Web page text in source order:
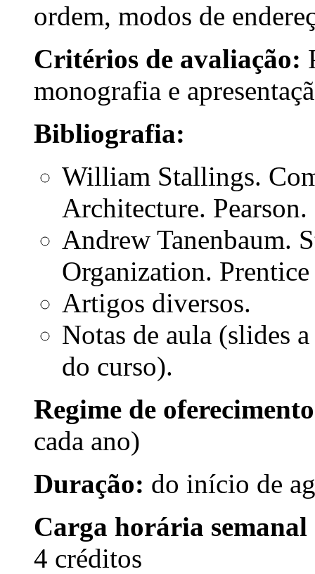
ordem, modos de
Critérios de avaliação:
monografia e
Bibliografia:
William Stallings.
Architecture. Pearson.
Andrew Tanenbaum.
Organization.
Artigos diversos.
Notas de aula (slides
do curso).
Regime de
cada ano)
Duração: do início de
Carga horária
4 créditos